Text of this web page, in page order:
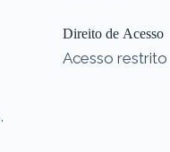
Direito de Acesso
Acesso restrito